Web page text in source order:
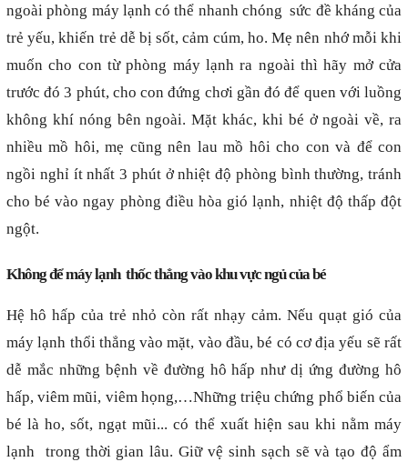
ngoài phòng máy lạnh có thể nhanh chóng sức đề kháng của
trẻ yếu, khiến trẻ dễ bị sốt, cảm cúm, ho. Mẹ nên nhớ mỗi khi
muốn cho con từ phòng máy lạnh ra ngoài thì hãy mở cửa
trước đó 3 phút, cho con đứng chơi gần đó để quen với luồng
không khí nóng bên ngoài. Mặt khác, khi bé ở ngoài về, ra
nhiều mồ hôi, mẹ cũng nên lau mồ hôi cho con và để con
ngồi nghỉ ít nhất 3 phút ở nhiệt độ phòng bình thường, tránh
cho bé vào ngay phòng điều hòa gió lạnh, nhiệt độ thấp đột
ngột.
Không để máy lạnh thốc thẳng vào khu vực ngủ của bé
Hệ hô hấp của trẻ nhỏ còn rất nhạy cảm. Nếu quạt gió của
máy lạnh thổi thẳng vào mặt, vào đầu, bé có cơ địa yếu sẽ rất
dễ mắc những bệnh về đường hô hấp như dị ứng đường hô
hấp, viêm mũi, viêm họng,…Những triệu chứng phổ biến của
bé là ho, sốt, ngạt mũi... có thể xuất hiện sau khi nằm máy
lạnh
trong thời gian lâu. Giữ vệ sinh sạch sẽ và tạo độ ẩm